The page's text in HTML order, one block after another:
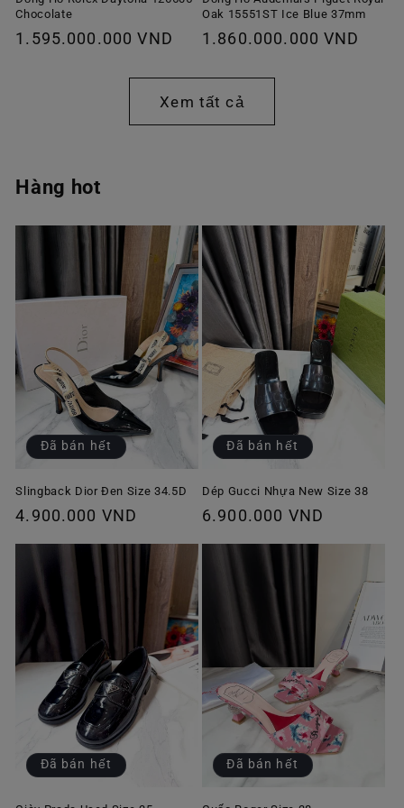
Chocolate
Giá
1.595.000.000 VND
Oak 15551ST Ice Blue 37mm
Giá
thường
1.860.000.000 VND
Xem tất cả
Hàng hot
Đã bán hết
Slingback Dior Đen Size 34.5D
Giá
thường
4.900.000 VND
Đã bán hết
Dép Gucci Nhựa New Size 38
Giá
6.900.000 VND
Đã bán hết Đã bán hết